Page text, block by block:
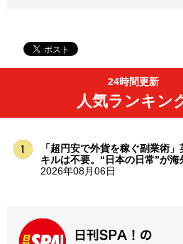
24時間更新
人気ランキン
「超円安で外貨を稼ぐ副業術
キルは不要。“日本の日常”が海
2026年08月06日